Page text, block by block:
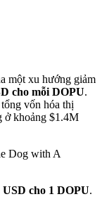
và hàng hóa
một xu hướng giảm
cho mỗi DOPU.
vốn hóa thị
ở khoảng $1.4M
Dog with A
USD cho 1 DOPU.